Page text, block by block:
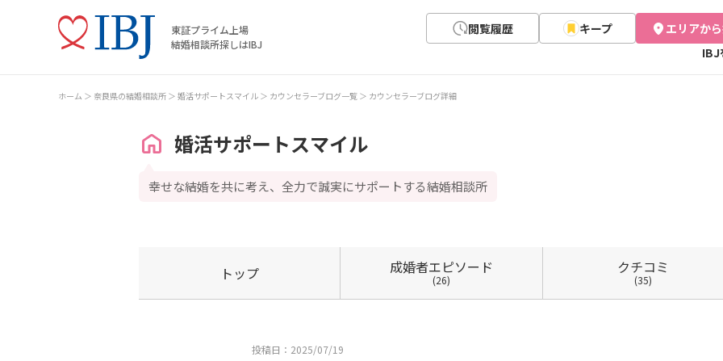
東証プライム上場
結婚相談所探しはIBJ
閲覧履歴 キープ エリアか
IBJ
ホーム 奈良県の結婚相談所 婚活サポートスマイル カウンセラーブログ一覧 カウンセラーブログ詳細
婚活サポートスマイル
幸せな結婚を共に考え、全力で誠実にサポートする結婚相談所
トップ 成婚者エピソード
(26)
クチコミ
(35)
投稿日：2025/07/19